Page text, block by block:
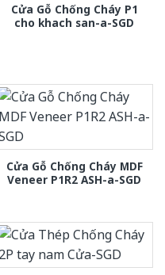
Cửa Gỗ Chống Cháy P1
cho khach san-a-SGD
Cửa Gỗ Chống Cháy MDF
Veneer P1R2 ASH-a-SGD